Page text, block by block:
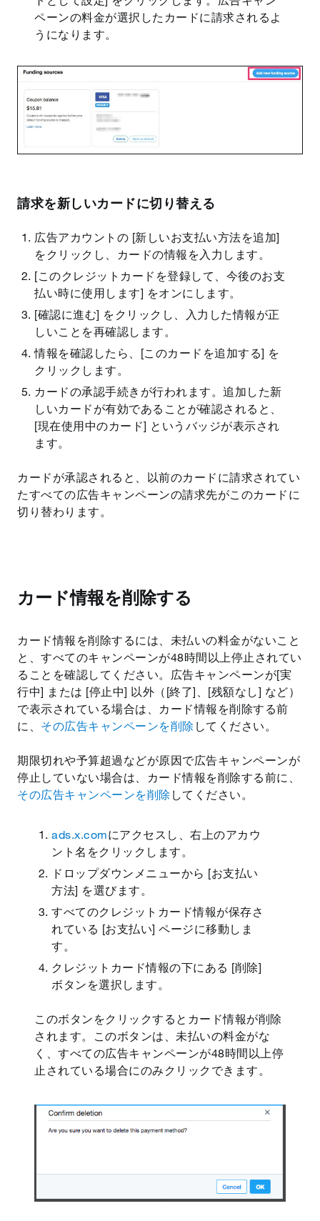
ペーンの料金が選択したカードに請求されるよ
うになります。
請求を新しいカードに切り替える
広告アカウントの [新しいお支払い方法を追加]
をクリックし、カードの情報を入力します。
[このクレジットカードを登録して、今後のお支
払い時に使用します] をオンにします。
[確認に進む] をクリックし、入力した情報が正
しいことを再確認します。
情報を確認したら、[このカードを追加する] を
クリックします。
カードの承認手続きが行われます。追加した新
しいカードが有効であることが確認されると、
[現在使用中のカード] というバッジが表示され
ます。
カードが承認されると、以前のカードに請求されてい
たすべての広告キャンペーンの請求先がこのカードに
切り替わります。
カード情報を削除する
カード情報を削除するには、未払いの料金がないこと
と、すべてのキャンペーンが48時間以上停止されてい
ることを確認してください。広告キャンペーンが[実
行中] または [停止中] 以外（[終了]、[残額なし] など）
で表示されている場合は、カード情報を削除する前
に、 その広告キャンペーンを削除 してください。
期限切れや予算超過などが原因で広告キャンペーンが
停止していない場合は、カード情報を削除する前に、
その広告キャンペーンを削除 してください。
ads.x.comにアクセスし、右上のアカウ
ント名をクリックします。
ドロップダウンメニューから [お支払い
方法] を選びます。
すべてのクレジットカード情報が保存さ
れている [お支払い] ページに移動しま
す。
クレジットカード情報の下にある [削除]
ボタンを選択します。
このボタンをクリックするとカード情報が削除
されます。このボタンは、未払いの料金がな
く、すべての広告キャンペーンが48時間以上停
止されている場合にのみクリックできます。